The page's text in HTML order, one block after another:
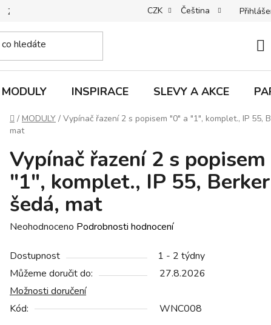
ZPŮSOBY DORUČENÍ REKLAMACE | VRÁCENÍ | VÝMĚNA
CZK Čeština
MODULY INSPIRACE SLEVY A AKCE
Domů
/ MODULY / Vypínač řazení 2 s popisem "0" a "1", komplet., IP 55,
mat
Vypínač řazení 2 s
"1", komplet., IP 55,
šedá, mat
Průměrné
produktu
je
0,0
z
Neohodnoceno Podrobnosti hodnocení
Dostupnost
1 - 2 týdny
Můžeme doručit do:
27.8.2026
Možnosti doručení
Kód:
WNC008